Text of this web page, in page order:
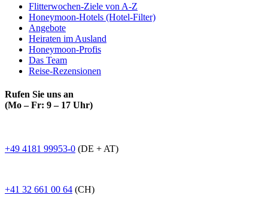
Flitterwochen-Ziele von A-Z
Honeymoon-Hotels (Hotel-Filter)
Angebote
Heiraten im Ausland
Honeymoon-Profis
Das Team
Reise-Rezensionen
Rufen Sie uns an
(Mo – Fr: 9 – 17 Uhr)
+49 4181 99953-0 (DE + AT)
+41 32 661 00 64 (CH)